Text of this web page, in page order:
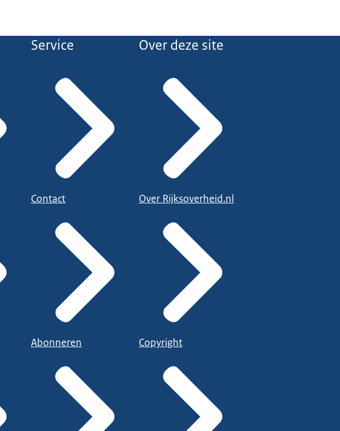
Service
Contact
Abonneren
Over deze site
Over Rijksoverheid.nl
Copyright